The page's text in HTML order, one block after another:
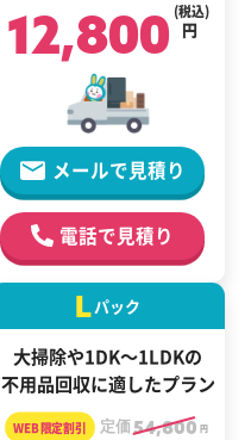
12,800 円
(税込)
メールで見積り
電話で見積り
Lパック
大掃除や1DK～1LDKの
不用品回収に適したプラン
定価54,800 円